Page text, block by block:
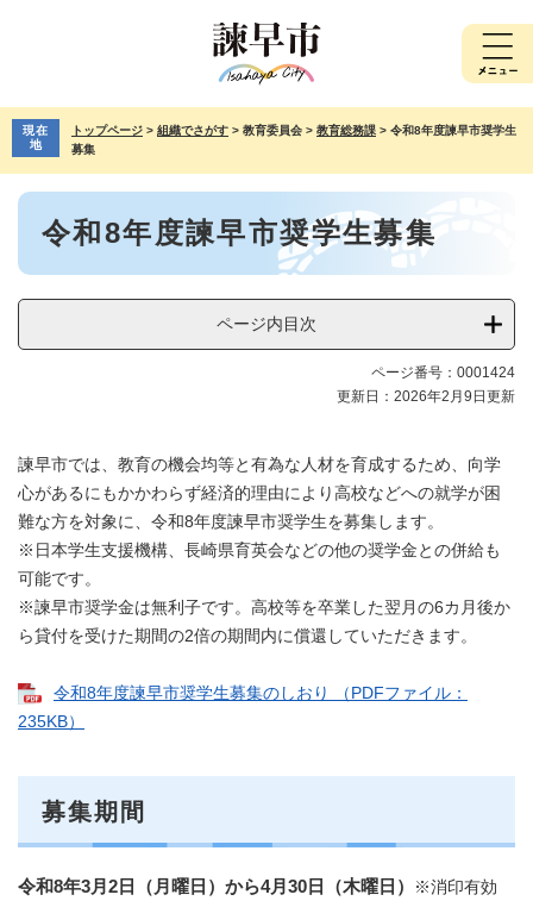
先
で
を
ば
現在
地
トップページ > 組織でさがす > 教育委員会 > 教育総務課 > 令和8年度諫早市奨学生
募集
本
令和8年度諫早市奨学生募集
ページ内目次
ページ番号：0001424
更新日：2026年2月9日更新
諫早市では、教育の機会均等と有為な人材を育成するため、向学
心があるにもかかわらず経済的理由により高校などへの就学が困
難な方を対象に、令和8年度諫早市奨学生を募集します。
​※日本学生支援機構、長崎県育英会などの他の奨学金との併給も
可能です。
​※諫早市奨学金は無利子です。高校等を卒業した翌月の6カ月後か
ら貸付を受けた期間の2倍の期間内に償還していただきます。
令和8年度諫早市奨学生募集のしおり （PDFファイル：
235KB）
募集期間
令和8年3月2日（月曜日）から4月30日（木曜日） ※消印有効